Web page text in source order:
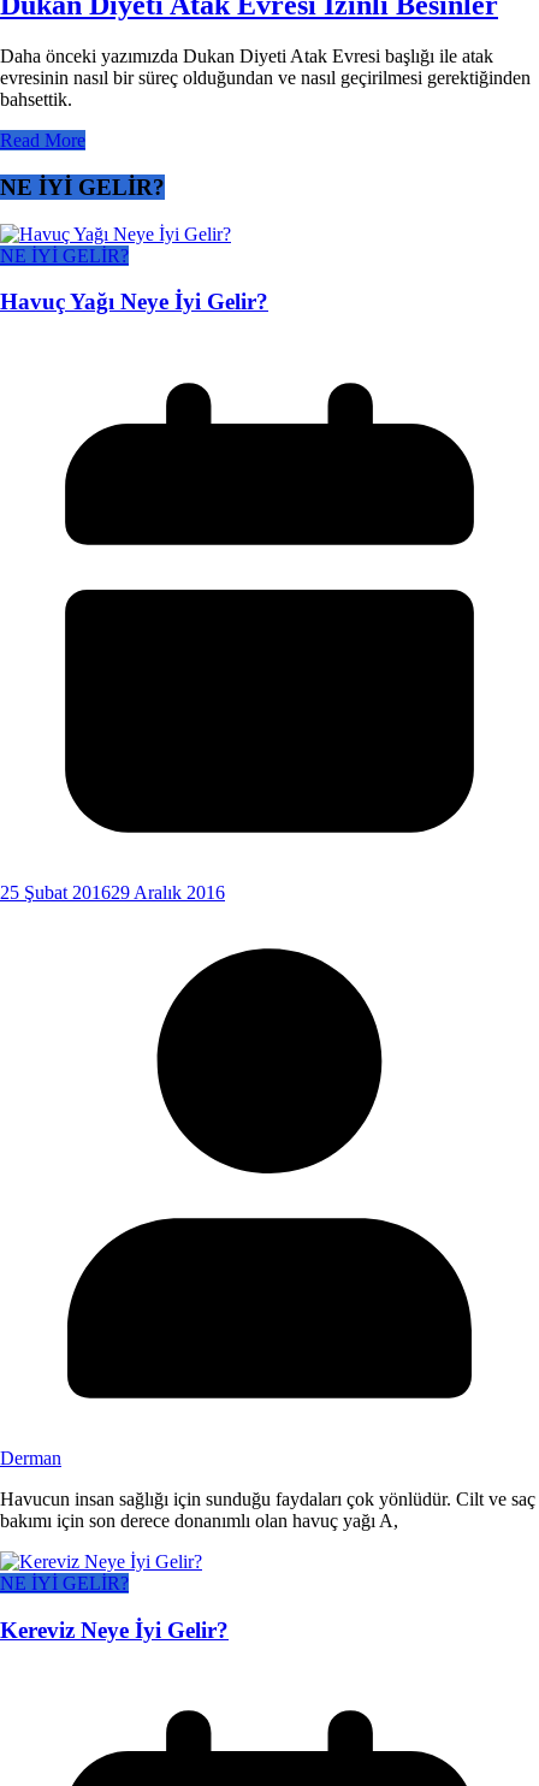
Daha önceki yazımızda Dukan Diyeti Atak Evresi başlığı ile atak
evresinin nasıl bir süreç olduğundan ve nasıl geçirilmesi gerektiğinden
bahsettik.
Read More
NE İYİ GELİR?
NE İYİ GELİR?
Havuç Yağı Neye İyi Gelir?
25 Şubat 201629 Aralık 2016
Derman
Havucun insan sağlığı için sunduğu faydaları çok yönlüdür. Cilt ve saç
bakımı için son derece donanımlı olan havuç yağı A,
NE İYİ GELİR?
Kereviz Neye İyi Gelir?